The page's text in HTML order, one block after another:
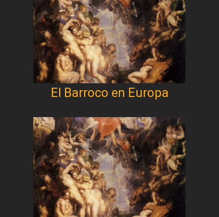
El Barroco en Europa